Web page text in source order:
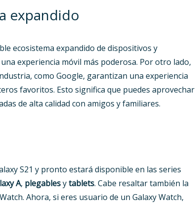
expandido
ecosistema expandido de dispositivos y
experiencia móvil más poderosa. Por otro lado,
como Google, garantizan una experiencia
favoritos. Esto significa que puedes aprovechar
de alta calidad con amigos y familiares.
S21 y pronto estará disponible en las series
A, plegablesytablets. Cabe resaltar también la
Ahora, si eres usuario de un Galaxy Watch,